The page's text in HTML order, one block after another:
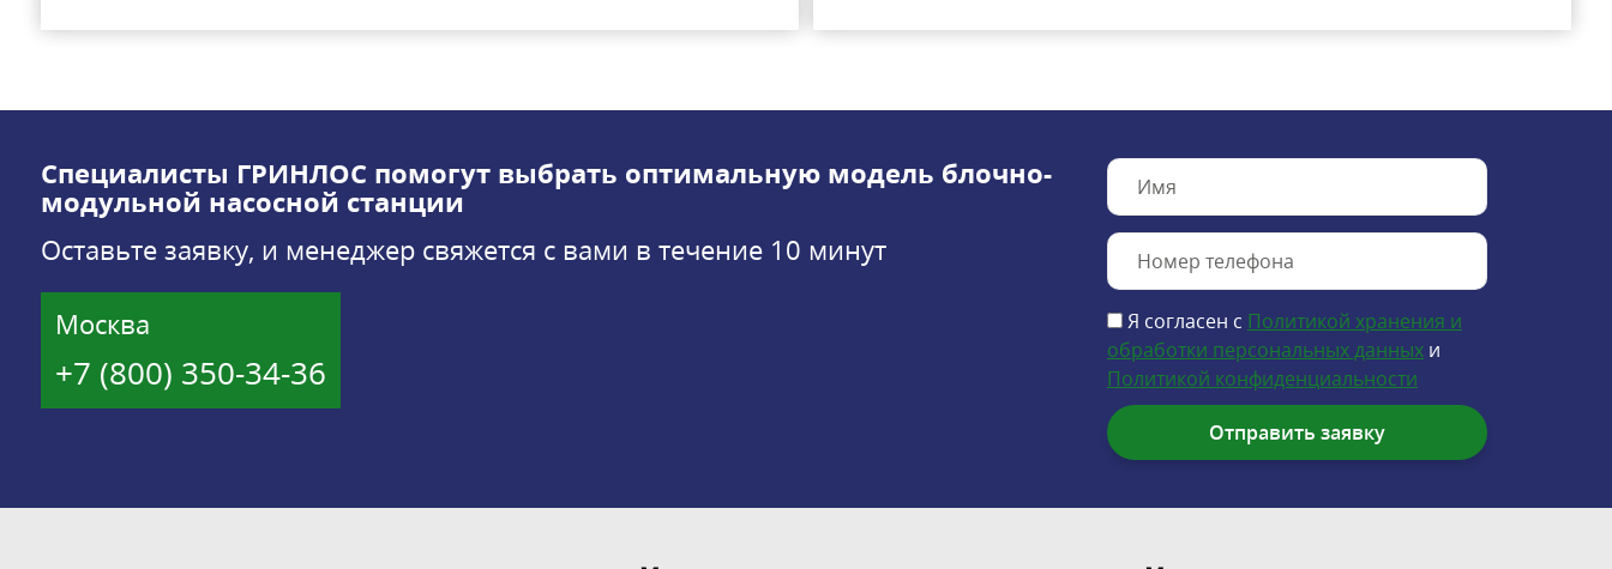
Специалисты ГРИНЛОС помогут выбрать оптимальную модель блочно-
модульной насосной станции
Оставьте заявку, и менеджер свяжется с вами в течение 10 минут
Москва
+7 (800) 350-34-36
Я согласен с Политикой хранения и
обработки персональных данныхи
Политикой конфиденциальности